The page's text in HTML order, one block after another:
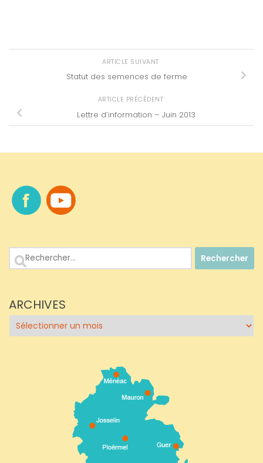
ARTICLE SUIVANT
Statut des semences de ferme
ARTICLE PRÉCÉDENT
Lettre d’information – Juin 2013
Rechercher :
ARCHIVES
Archives